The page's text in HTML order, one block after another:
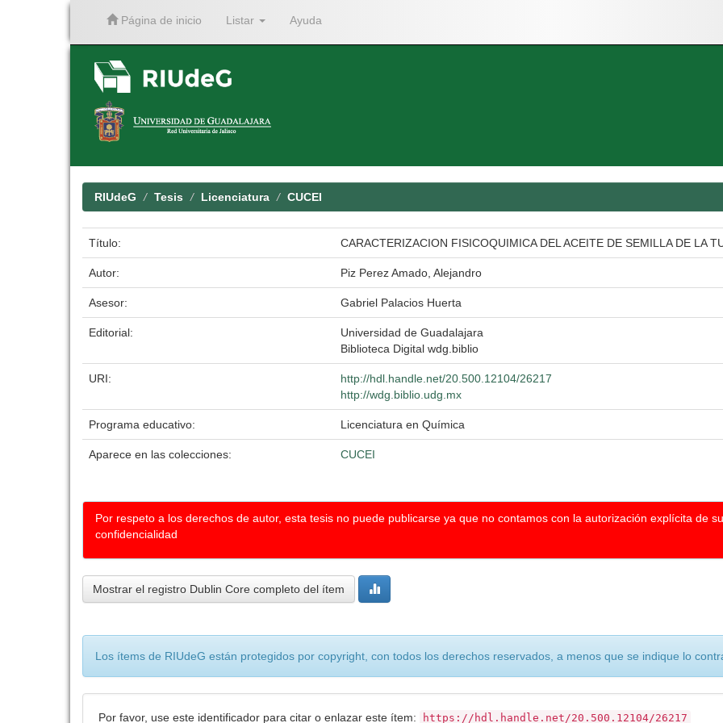
Página de inicio Listar Ayuda
RIUdeG Tesis Licenciatura CUCEI
Título: CARACTERIZACION FISICOQUIMICA DEL ACEITE DE SEMILLA DE LA
Autor: Piz Perez Amado, Alejandro
Asesor: Gabriel Palacios Huerta
Editorial:
Universidad de Guadalajara
Biblioteca Digital wdg.biblio
URI:
http://hdl.handle.net/20.500.12104/26217
http://wdg.biblio.udg.mx
Programa educativo: Licenciatura en Química
Aparece en las colecciones: CUCEI
Por respeto a los derechos de autor, esta tesis no puede publicarse ya que no contamos con la autorización explícita de
confidencialidad
Mostrar el registro Dublin Core completo del ítem
Los ítems de RIUdeG están protegidos por copyright, con todos los derechos reservados, a menos que se indique lo
Por favor, use este identificador para citar o enlazar este ítem: https://hdl.handle.net/20.500.12104/26217